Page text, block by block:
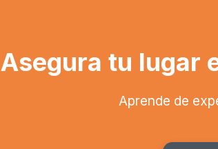
Asegura tu lugar
Aprende de